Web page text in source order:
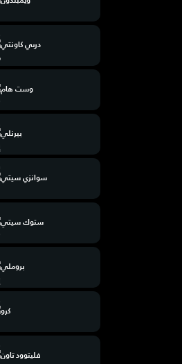
دربي كاونتي
وست هام
بيرنلي
سوانزي سيتي
ستوك سيتي
بروملي
كرو
فليتوود تاون